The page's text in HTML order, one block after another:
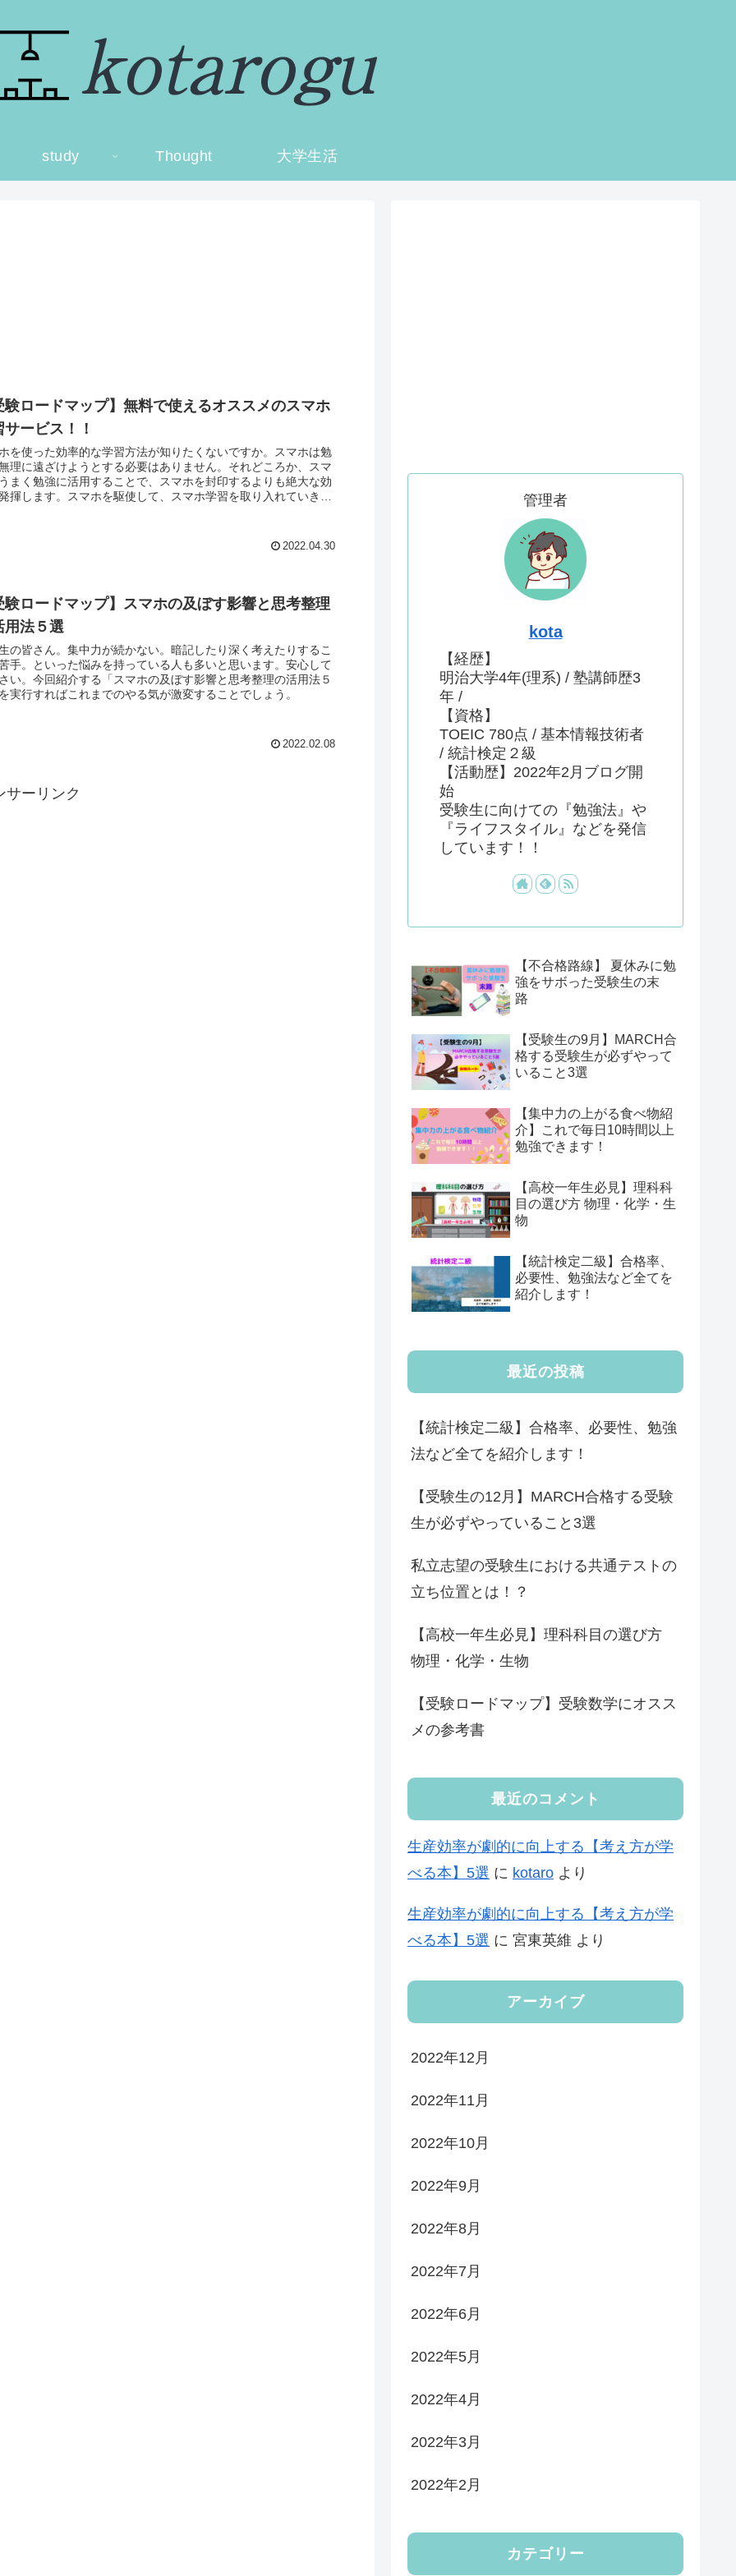
study Thought 大学生活
験ロードマップ】無料で使えるオススメのスマホ
サービス！！
を使った効率的な学習方法が知りたくないですか。スマホは勉
理に遠ざけようとする必要はありません。それどころか、スマ
まく勉強に活用することで、スマホを封印するよりも絶大な効
揮します。スマホを駆使して、スマホ学習を取り入れていきま
2022.04.30
験ロードマップ】スマホの及ぼす影響と思考整理
用法５選
の皆さん。集中力が続かない。暗記したり深く考えたりするこ
手。といった悩みを持っている人も多いと思います。安心して
い。今回紹介する「スマホの及ぼす影響と思考整理の活用法５
実行すればこれまでのやる気が激変することでしょう。
2022.02.08
サーリンク
管理者
kota
【経歴】
明治大学4年(理系) / 塾講師歴3
年 /
【資格】
TOEIC 780点 / 基本情報技術者
/ 統計検定２級
【活動歴】2022年2月ブログ開
始
受験生に向けての『勉強法』や
『ライフスタイル』などを発信
しています！！
【不合格路線】 夏休みに勉
強をサボった受験生の末
路
【受験生の9月】MARCH合
格する受験生が必ずやって
いること3選
【集中力の上がる食べ物紹
介】これで毎日10時間以上
勉強できます！
【高校一年生必見】理科科
目の選び方 物理・化学・生
物
【統計検定二級】合格率、
必要性、勉強法など全てを
紹介します！
最近の投稿
【統計検定二級】合格率、必要性、勉強
法など全てを紹介します！
【受験生の12月】MARCH合格する受験
生が必ずやっていること3選
私立志望の受験生における共通テストの
立ち位置とは！？
【高校一年生必見】理科科目の選び方
物理・化学・生物
【受験ロードマップ】受験数学にオスス
メの参考書
最近のコメント
生産効率が劇的に向上する【考え方が学
べる本】5選 に kotaro より
生産効率が劇的に向上する【考え方が学
べる本】5選 に 宮東英維 より
アーカイブ
2022年12月
2022年11月
2022年10月
2022年9月
2022年8月
2022年7月
2022年6月
2022年5月
2022年4月
2022年3月
2022年2月
カテゴリー